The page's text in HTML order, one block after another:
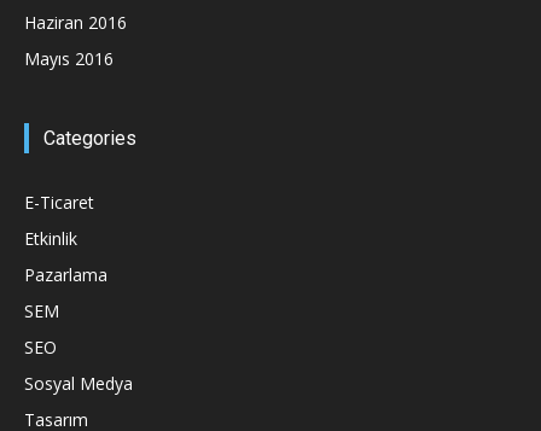
Haziran 2016
Mayıs 2016
Categories
E-Ticaret
Etkinlik
Pazarlama
SEM
SEO
Sosyal Medya
Tasarım